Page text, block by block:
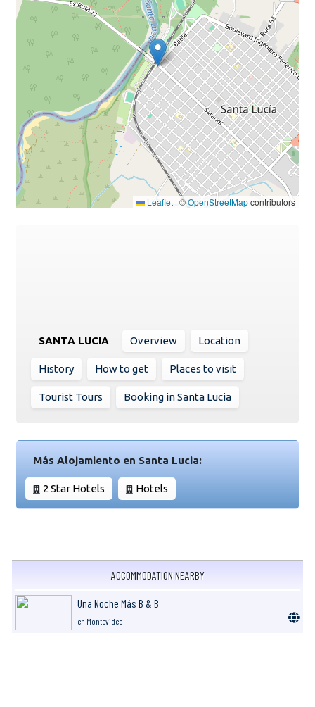
Leaflet | ©OpenStreetMapcontributors
SANTA LUCIA Overview Location
History How to get Places to visit
Tourist Tours Booking in Santa Lucia
Más Alojamiento en Santa Lucia:
2 Star Hotels Hotels
ACCOMMODATION NEARBY
Una Noche Más B & B
en Montevideo